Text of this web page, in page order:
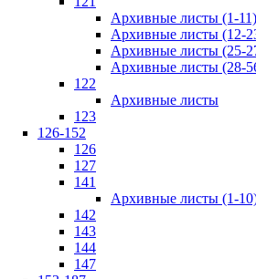
Архивные листы (1-11)
Архивные листы (12-
Архивные листы (25-
Архивные листы (28-
122
Архивные листы
123
126-152
126
127
141
Архивные листы (1-
142
143
144
147